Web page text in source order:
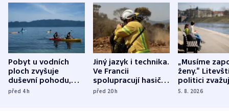
Pobyt u vodních
ploch zvyšuje
duševní pohodu,
ukázala
před 4h
Jiný jazyk i technika.
Ve Francii
spolupracují hasiči z
různých zemí
před 20h
„Musíme
ženy.“
politici
dohodu o
5. 8. 2026